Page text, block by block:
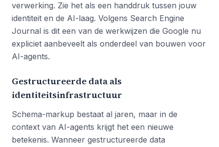
verwerking. Zie het als een handdruk tussen jouw
identiteit en de AI-laag. Volgens Search Engine
Journal is dit een van de werkwijzen die Google nu
expliciet aanbeveelt als onderdeel van bouwen voor
AI-agents.
Gestructureerde data als
identiteitsinfrastructuur
Schema-markup bestaat al jaren, maar in de
context van AI-agents krijgt het een nieuwe
betekenis. Wanneer gestructureerde data